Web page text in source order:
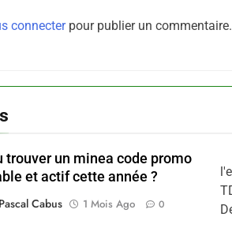
connecterpour publier un commentaire.
trouver un minea code promo
et actif cette année ?
Pascal Cabus
1 Mois Ago 0